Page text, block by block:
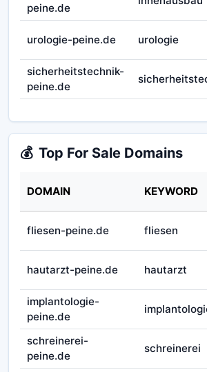
peine.de
urologie-peine.de urologie
sicherheitstechnik-
peine.de
💰 Top For Sale Domains
DOMAIN KEYWORD
fliesen-peine.de fliesen
hautarzt-peine.de hautarzt
implantologie-
peine.de
schreinerei-
peine.de
schreinerei